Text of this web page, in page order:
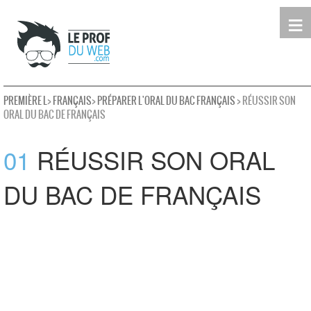
≡
leProfDuWeb
Seconde
Première
Terminale
Rechercher
PREMIÈRE L>FRANÇAIS>PRÉPARER L'ORAL DU BAC FRANÇAIS> RÉUSSIR SON
ORAL DU BAC DE FRANÇAIS
01 RÉUSSIR SON ORAL
DU BAC DE FRANÇAIS